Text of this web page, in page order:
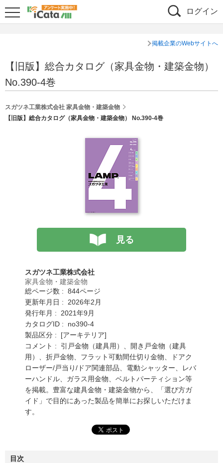
ログイン
掲載企業のWebサイトへ
【旧版】総合カタログ（家具金物・建築金物）
No.390-4巻
スガツネ工業株式会社 家具金物・建築金物
【旧版】総合カタログ（家具金物・建築金物） No.390-4巻
見る
スガツネ工業株式会社
家具金物・建築金物
総ページ数 : 844ページ
更新年月日 : 2026年2月
発行年月 : 2021年9月
カタログID : no390-4
製品区分 : [アーキテリア]
コメント : 引戸金物（建具用）、開き戸金物（建具
用）、折戸金物、フラット可動間仕切り金物、ドアク
ローザー/戸当り/ドア関連部品、電動シャッター、レバ
ーハンドル、ガラス用金物、ベルトパーティション等
を掲載。豊富な建具金物・建築金物から、「選び方ガ
イド」で目的にあった製品を簡単にお探しいただけま
す。
目次